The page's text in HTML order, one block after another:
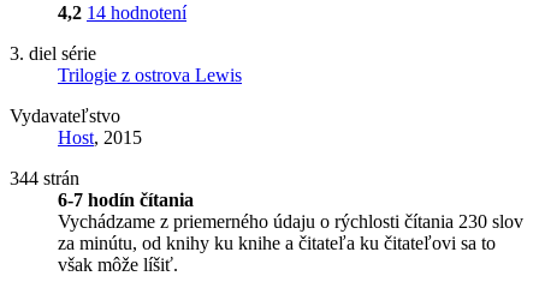
4,2 14 hodnotení
3. diel série
Trilogie z ostrova Lewis
Vydavateľstvo
Host, 2015
344 strán
6-7 hodín čítania
Vychádzame z priemerného údaju o rýchlosti čítania 230 slov
za minútu, od knihy ku knihe a čitateľa ku čitateľovi sa to
však môže líšiť.